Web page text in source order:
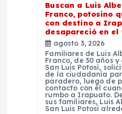
Buscan a Luis
Franco, potosino
con destino a
desapareció en
agosto 3, 2026
Familiares de Luis
Franco, de 30 años
San Luis Potosí,
de la ciudadanía
paradero, luego de
contacto con él
rumbo a Irapuato.
sus familiares, Luis
San Luis Potosí